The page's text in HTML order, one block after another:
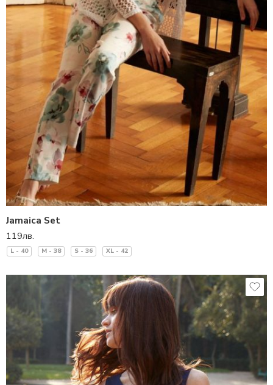
Jamaica Set
119лв.
L - 40 M - 38 S - 36 XL - 42